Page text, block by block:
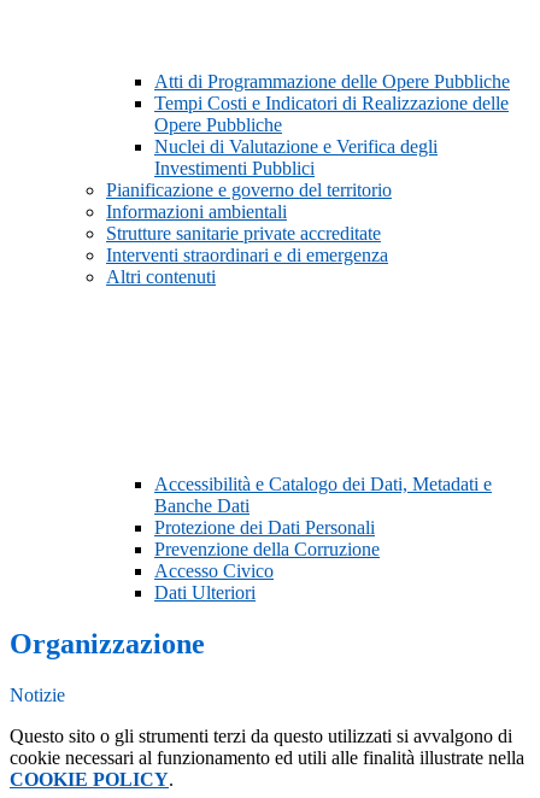
Atti di Programmazione delle Opere Pubbliche
Tempi Costi e Indicatori di Realizzazione delle
Opere Pubbliche
Nuclei di Valutazione e Verifica degli
Investimenti Pubblici
Pianificazione e governo del territorio
Informazioni ambientali
Strutture sanitarie private accreditate
Interventi straordinari e di emergenza
Altri contenuti
Accessibilità e Catalogo dei Dati, Metadati e
Banche Dati
Protezione dei Dati Personali
Prevenzione della Corruzione
Accesso Civico
Dati Ulteriori
Organizzazione
Notizie
Questo sito o gli strumenti terzi da questo utilizzati si avvalgono di
cookie necessari al funzionamento ed utili alle finalità illustrate nella
COOKIE POLICY.